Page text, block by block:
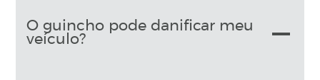
O guincho pode danificar meu
veículo?